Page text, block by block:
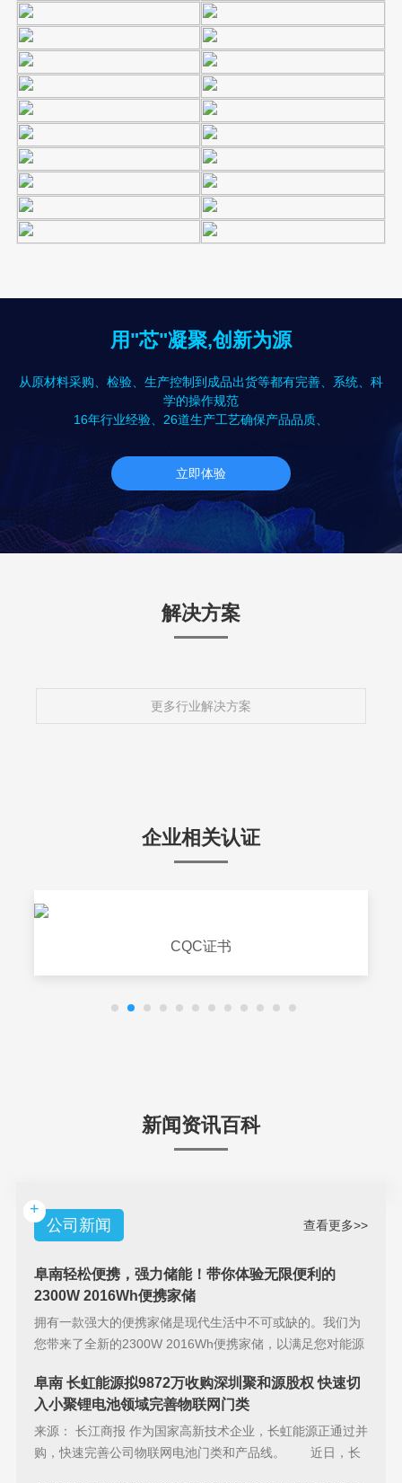
用"芯"凝聚,创新为源
从原材料采购、检验、生产控制到成品出货等都有完善、系统、科
学的操作规范
16年行业经验、26道生产工艺确保产品品质、
立即体验
解决方案
更多行业解决方案
企业相关认证
CQC证书
新闻资讯百科
+
公司新闻
查看更多>>
阜南轻松便携，强力储能！带你体验无限便利的
2300W 2016Wh便携家储
拥有一款强大的便携家储是现代生活中不可或缺的。我们为
您带来了全新的2300W 2016Wh便携家储，以满足您对能源
阜南 长虹能源拟9872万收购深圳聚和源股权 快速切
入小聚锂电池领域完善物联网门类
来源： 长江商报 作为国家高新技术企业，长虹能源正通过并
购，快速完善公司物联网电池门类和产品线。 近日，长